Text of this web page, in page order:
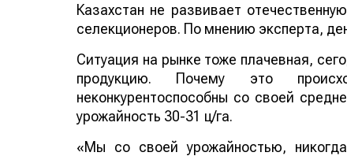
Казахстан не развивает
селекционеров. По мнению эксперта,
Ситуация на рынке тоже плачевная,
продукцию. Почему это
неконкурентоспособны со своей
урожайность 30-31 ц/га.
«Мы со своей урожайностью,